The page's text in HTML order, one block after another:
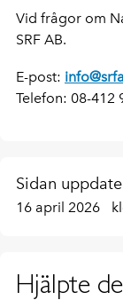
Vid frågor om
SRF AB.
E-post:
Telefon: 08-412
Sidan
16 april 2026
Hjälpte